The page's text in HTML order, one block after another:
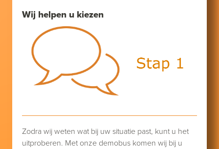
Wij helpen u kiezen
Zodra wij weten wat bij uw situatie past, kunt u het
uitproberen. Met onze demobus komen wij bij u